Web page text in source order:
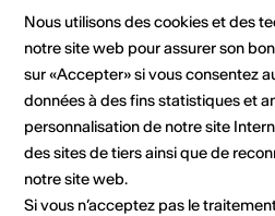
artistes,
d'une
Lieu de la formation
Nous utilisons des cookies et des
notre site web pour assurer son
sur «Accepter» si vous consentez
données à des fins statistiques et
personnalisation de notre site
des sites de tiers ainsi que de
notre site web.
Si vous n’acceptez pas le